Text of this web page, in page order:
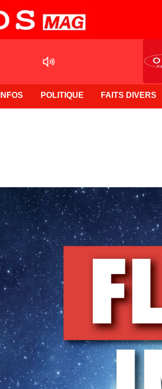
INFOS POLITIQUE FAITS DIVERS